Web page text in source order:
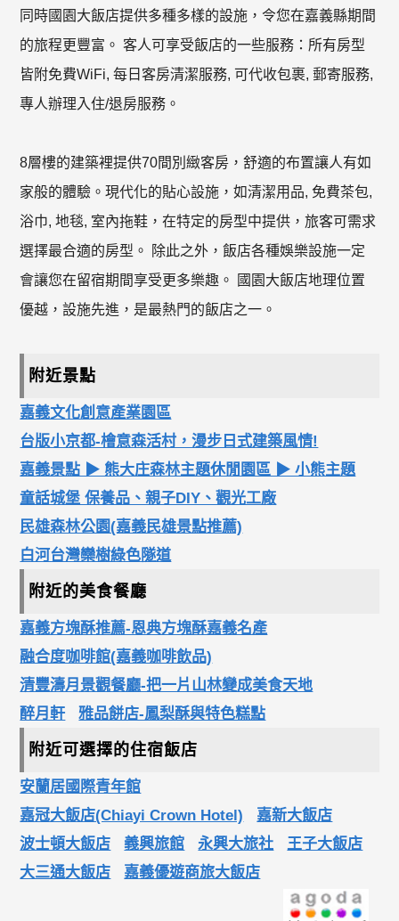
同時國園大飯店提供多種多樣的設施，令您在嘉義縣期間
的旅程更豐富。 客人可享受飯店的一些服務：所有房型
皆附免費WiFi, 每日客房清潔服務, 可代收包裹, 郵寄服務,
專人辦理入住/退房服務。
8層樓的建築裡提供70間別緻客房，舒適的布置讓人有如
家般的體驗。現代化的貼心設施，如清潔用品, 免費茶包,
浴巾, 地毯, 室內拖鞋，在特定的房型中提供，旅客可需求
選擇最合適的房型。 除此之外，飯店各種娛樂設施一定
會讓您在留宿期間享受更多樂趣。 國園大飯店地理位置
優越，設施先進，是最熱門的飯店之一。
附近景點
嘉義文化創意產業園區
台版小京都-檜意森活村，漫步日式建築風情!
嘉義景點 ▶ 熊大庄森林主題休閒園區 ▶ 小熊主題
童話城堡 保養品、親子DIY、觀光工廠
民雄森林公園(嘉義民雄景點推薦)
白河台灣欒樹綠色隧道
附近的美食餐廳
嘉義方塊酥推薦-恩典方塊酥嘉義名產
融合度咖啡館(嘉義咖啡飲品)
清豐濤月景觀餐廳-把一片山林變成美食天地
醉月軒
雅品餅店-鳳梨酥與特色糕點
附近可選擇的住宿飯店
安蘭居國際青年館
嘉冠大飯店(Chiayi Crown Hotel)
嘉新大飯店
波士頓大飯店
義興旅館 永興大旅社
王子大飯店
大三通大飯店
嘉義優遊商旅大飯店